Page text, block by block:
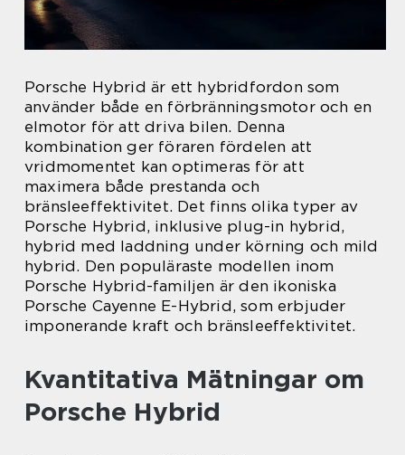
Porsche Hybrid är ett hybridfordon som
använder både en förbränningsmotor och en
elmotor för att driva bilen. Denna
kombination ger föraren fördelen att
vridmomentet kan optimeras för att
maximera både prestanda och
bränsleeffektivitet. Det finns olika typer av
Porsche Hybrid, inklusive plug-in hybrid,
hybrid med laddning under körning och mild
hybrid. Den populäraste modellen inom
Porsche Hybrid-familjen är den ikoniska
Porsche Cayenne E-Hybrid, som erbjuder
imponerande kraft och bränsleeffektivitet.
Kvantitativa Mätningar om
Porsche Hybrid